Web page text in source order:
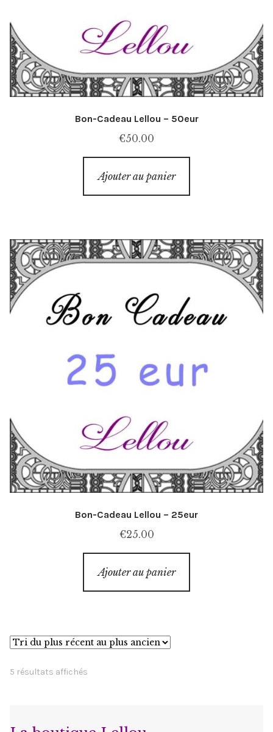
Bon-Cadeau Lellou – 50eur
€50.00
Ajouter au panier
Bon-Cadeau Lellou – 25eur
€25.00
Ajouter au panier
5 résultats affichés